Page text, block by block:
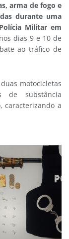
arma de fogo e
durante uma
Militar em
dias 9 e 10 de
ao tráfico de
motocicletas
de substância
caracterizando a